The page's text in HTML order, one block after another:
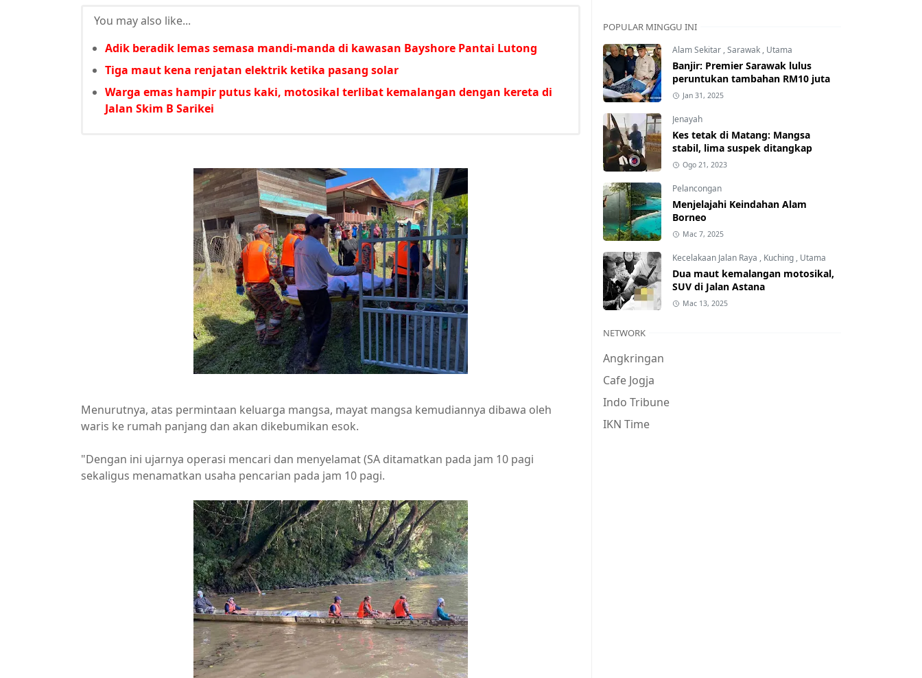
You may also like...
Adik beradik lemas semasa mandi-manda di kawasan Bayshore Pantai Lutong
Tiga maut kena renjatan elektrik ketika pasang solar
Warga emas hampir putus kaki, motosikal terlibat kemalangan dengan kereta di
Jalan Skim B Sarikei
Menurutnya, atas permintaan keluarga mangsa, mayat mangsa kemudiannya dibawa oleh
waris ke rumah panjang dan akan dikebumikan esok.
"Dengan ini ujarnya operasi mencari dan menyelamat (SA ditamatkan pada jam 10 pagi
sekaligus menamatkan usaha pencarian pada jam 10 pagi.
POPULAR MINGGU INI
Alam Sekitar ,Sarawak , Utama
Banjir: Premier Sarawak lulus
peruntukan tambahan RM10 juta
Jan 31, 2025
Jenayah
Kes tetak di Matang: Mangsa
stabil, lima suspek ditangkap
Ogo 21, 2023
Pelancongan
Menjelajahi Keindahan Alam
Borneo
Mac 7, 2025
Kecelakaan Jalan Raya , Kuching , Utama
Dua maut kemalangan motosikal,
SUV di Jalan Astana
Mac 13, 2025
NETWORK
Angkringan
Cafe Jogja
Indo Tribune
IKN Time